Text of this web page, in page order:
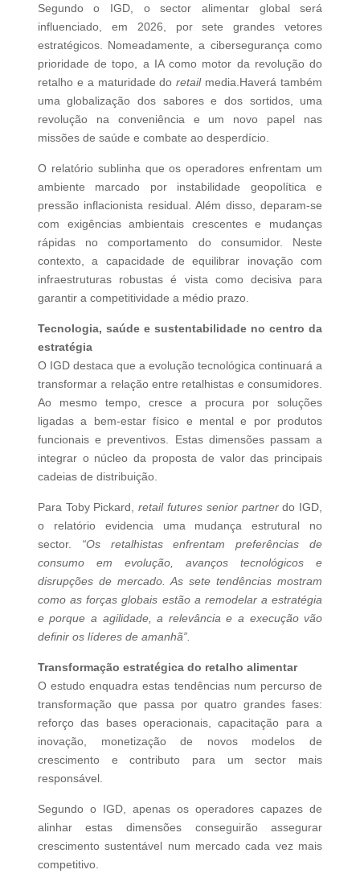
Segundo o IGD, o sector alimentar global será
influenciado, em 2026, por sete grandes vetores
estratégicos. Nomeadamente, a cibersegurança como
prioridade de topo, a IA como motor da revolução do
retalho e a maturidade doretailmedia.Haverá também
uma globalização dos sabores e dos sortidos, uma
revolução na conveniência e um novo papel nas
missões de saúde e combate ao desperdício.
O relatório sublinha que os operadores enfrentam um
ambiente marcado por instabilidade geopolítica e
pressão inflacionista residual. Além disso, deparam-se
com exigências ambientais crescentes e mudanças
rápidas no comportamento do consumidor. Neste
contexto, a capacidade de equilibrar inovação com
infraestruturas robustas é vista como decisiva para
garantir a competitividade a médio prazo.
Tecnologia, saúde e sustentabilidade no centro da
estratégia
O IGD destaca que a evolução tecnológica continuará a
transformar a relação entre retalhistas e consumidores.
Ao mesmo tempo, cresce a procura por soluções
ligadas a bem-estar físico e mental e por produtos
funcionais e preventivos. Estas dimensões passam a
integrar o núcleo da proposta de valor das principais
cadeias de distribuição.
Para Toby Pickard,retail futures senior partnerdo IGD,
o relatório evidencia uma mudança estrutural no
sector. “Os retalhistas enfrentam preferências de
consumo em evolução, avanços tecnológicos e
disrupções de mercado. As sete tendências mostram
como as forças globais estão a remodelar a estratégia
e porque a agilidade, a relevância e a execução vão
definir os líderes de amanhã”.
Transformação estratégica do retalho alimentar
O estudo enquadra estas tendências num percurso de
transformação que passa por quatro grandes fases:
reforço das bases operacionais, capacitação para a
inovação, monetização de novos modelos de
crescimento e contributo para um sector mais
responsável.
Segundo o IGD, apenas os operadores capazes de
alinhar estas dimensões conseguirão assegurar
crescimento sustentável num mercado cada vez mais
competitivo.